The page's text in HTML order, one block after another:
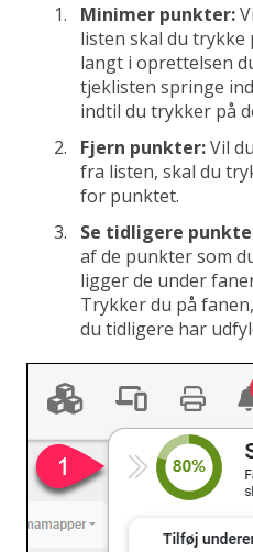
Minimer punkter:
listen skal du trykke
langt i oprettelsen
tjeklisten springe
indtil du trykker på
Fjern punkter:Vil
fra listen, skal du
for punktet.
Se tidligere
af de punkter som
ligger de under
Trykker du på
du tidligere har